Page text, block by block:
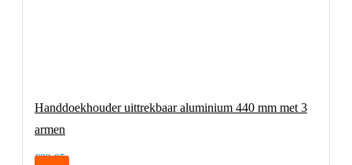
Handdoekhouder uittrekbaar aluminium 440 mm met 3
armen
€32,95